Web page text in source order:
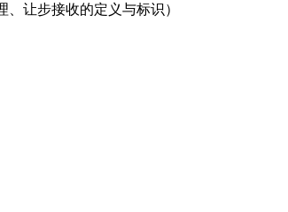
让步接收的定义与标识）